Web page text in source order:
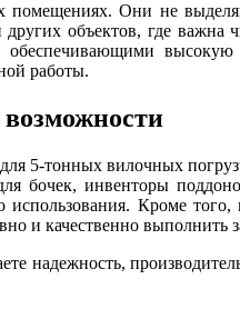
помещениях. Они не
объектов, где
работы.
5-тонных вилочных
инвенторы
использования. Кроме
и качественно
надежность,